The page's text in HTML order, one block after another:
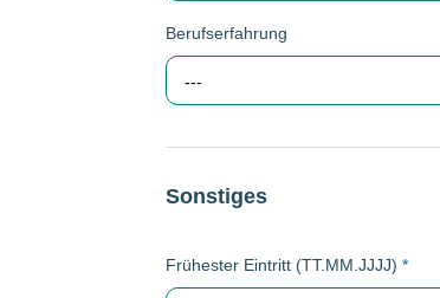
Berufserfahrung
---
Sonstiges
Frühester Eintritt (TT.MM.JJJJ) *